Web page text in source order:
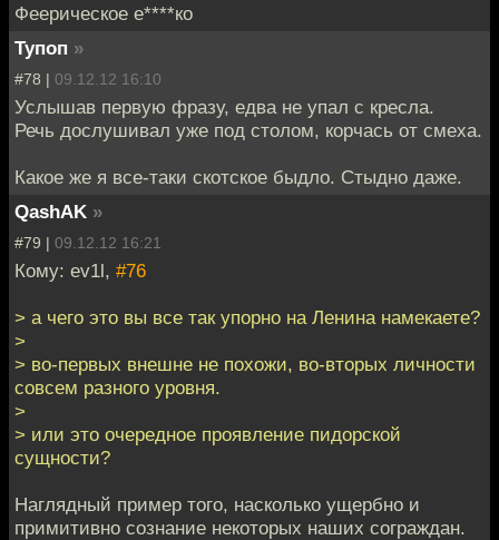
Феерическое е****ко
Тупоп »
#78 | 09.12.12 16:10
Услышав первую фразу, едва не упал с кресла.
Речь дослушивал уже под столом, корчась от смеха.
Какое же я все-таки скотское быдло. Стыдно даже.
QashAK »
#79 | 09.12.12 16:21
Кому: ev1l, #76
> а чего это вы все так упорно на Ленина намекаете?
>
> во-первых внешне не похожи, во-вторых личности
совсем разного уровня.
>
> или это очередное проявление пидорской
сущности?
Наглядный пример того, насколько ущербно и
примитивно сознание некоторых наших сограждан.